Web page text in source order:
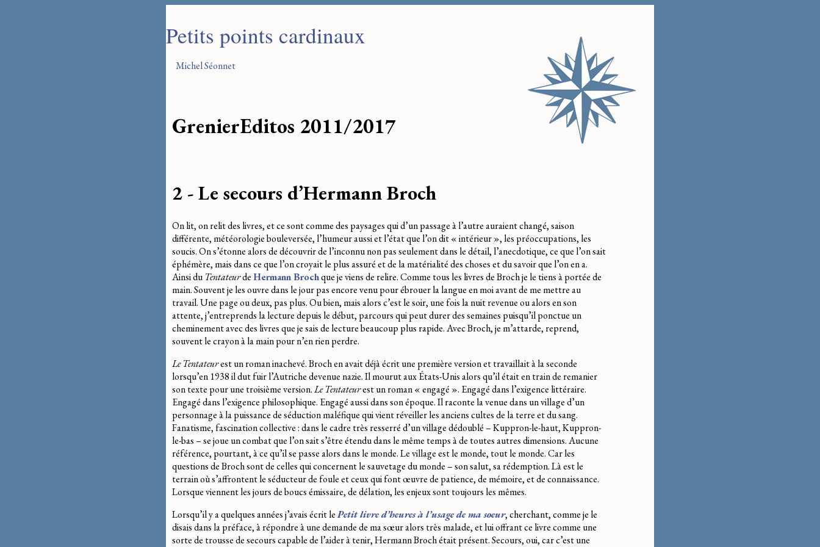
Petits points cardinaux
Michel Séonnet
GrenierEditos 2011/2017
2 - Le secours d’Hermann Broch
On lit, on relit des livres, et ce sont comme des paysages qui d’un passage à l’autre auraient changé, saison
différente, météorologie bouleversée, l’humeur aussi et l’état que l’on dit « intérieur », les préoccupations, les
soucis. On s’étonne alors de découvrir de l’inconnu non pas seulement dans le détail, l’anecdotique, ce que l’on sait
éphémère, mais dans ce que l’on croyait le plus assuré et de la matérialité des choses et du savoir que l’on en a.
Ainsi du Tentateurde Hermann Brochque je viens de relire. Comme tous les livres de Broch je le tiens à portée de
main. Souvent je les ouvre dans le jour pas encore venu pour ébrouer la langue en moi avant de me mettre au
travail. Une page ou deux, pas plus. Ou bien, mais alors c’est le soir, une fois la nuit revenue ou alors en son
attente, j’entreprends la lecture depuis le début, parcours qui peut durer des semaines puisqu’il ponctue un
cheminement avec des livres que je sais de lecture beaucoup plus rapide. Avec Broch, je m’attarde, reprend,
souvent le crayon à la main pour n’en rien perdre.
Le Tentateurest un roman inachevé. Broch en avait déjà écrit une première version et travaillait à la seconde
lorsqu’en 1938 il dut fuir l’Autriche devenue nazie. Il mourut aux États-Unis alors qu’il était en train de remanier
son texte pour une troisième version.Le Tentateurest un roman « engagé ». Engagé dans l’exigence littéraire.
Engagé dans l’exigence philosophique. Engagé aussi dans son époque. Il raconte la venue dans un village d’un
personnage à la puissance de séduction maléfique qui vient réveiller les anciens cultes de la terre et du sang.
Fanatisme, fascination collective : dans le cadre très resserré d’un village dédoublé – Kuppron-le-haut, Kuppron-
le-bas – se joue un combat que l’on sait s’être étendu dans le même temps à de toutes autres dimensions. Aucune
référence, pourtant, à ce qu’il se passe alors dans le monde. Le village est le monde, tout le monde. Car les
questions de Broch sont de celles qui concernent le sauvetage du monde – son salut, sa rédemption. Là est le
terrain où s’affrontent le séducteur de foule et ceux qui font œuvre de patience, de mémoire, et de connaissance.
Lorsque viennent les jours de boucs émissaire, de délation, les enjeux sont toujours les mêmes.
Lorsqu’il y a quelques années j’avais écrit lePetit livre d’heures à l’usage de ma soeur, cherchant, comme je le
disais dans la préface, à répondre à une demande de ma sœur alors très malade, et lui offrant ce livre comme une
sorte de trousse de secours capable de l’aider à tenir, Hermann Broch était présent. Secours, oui, car c’est une